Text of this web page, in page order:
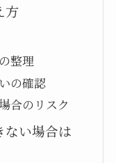
方
整理
の確認
合のリスク
ない場合は